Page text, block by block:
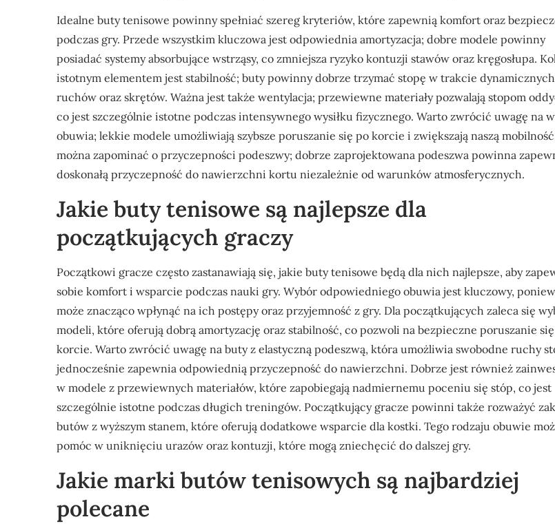
Idealne buty tenisowe powinny spełniać szereg kryteriów, które zapewnią komfort oraz
podczas gry. Przede wszystkim kluczowa jest odpowiednia amortyzacja; dobre modele powinny
posiadać systemy absorbujące wstrząsy, co zmniejsza ryzyko kontuzji stawów oraz kręgosłupa.
istotnym elementem jest stabilność; buty powinny dobrze trzymać stopę w trakcie dynamicznych
ruchów oraz skrętów. Ważna jest także wentylacja; przewiewne materiały pozwalają stopom
co jest szczególnie istotne podczas intensywnego wysiłku fizycznego. Warto zwrócić uwagę na
obuwia; lekkie modele umożliwiają szybsze poruszanie się po korcie i zwiększają naszą
można zapominać o przyczepności podeszwy; dobrze zaprojektowana podeszwa powinna
doskonałą przyczepność do nawierzchni kortu niezależnie od warunków atmosferycznych.
Jakie buty tenisowe są najlepsze dla
początkujących graczy
Początkowi gracze często zastanawiają się, jakie buty tenisowe będą dla nich najlepsze, aby
sobie komfort i wsparcie podczas nauki gry. Wybór odpowiedniego obuwia jest kluczowy,
może znacząco wpłynąć na ich postępy oraz przyjemność z gry. Dla początkujących zaleca się
modeli, które oferują dobrą amortyzację oraz stabilność, co pozwoli na bezpieczne poruszanie
korcie. Warto zwrócić uwagę na buty z elastyczną podeszwą, która umożliwia swobodne ruchy
jednocześnie zapewnia odpowiednią przyczepność do nawierzchni. Dobrze jest również
w modele z przewiewnych materiałów, które zapobiegają nadmiernemu poceniu się stóp, co jest
szczególnie istotne podczas długich treningów. Początkujący gracze powinni także rozważyć
butów z wyższym stanem, które oferują dodatkowe wsparcie dla kostki. Tego rodzaju obuwie
pomóc w uniknięciu urazów oraz kontuzji, które mogą zniechęcić do dalszej gry.
Jakie marki butów tenisowych są najbardziej
polecane